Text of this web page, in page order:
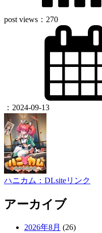
post views： 270
： 2024-09-13
ハニカム：DLsiteリンク
アーカイブ
2026年8月 (26)